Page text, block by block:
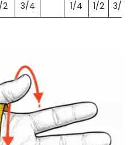
2
3/4
1/4
1/2
3/4